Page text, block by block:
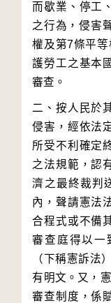
而歇業、停工
之行為，侵害
權及第7條平
護勞工之基本
二、按人民於
侵害，經依法
所受不利確定
之法規範，認
濟之最終裁判
內，聲請憲法
合程式或不備
審查庭得以一
（下稱憲訴法
有明文。又，
審查制度，係